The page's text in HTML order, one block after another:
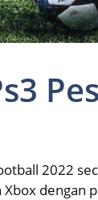
2022
dengan